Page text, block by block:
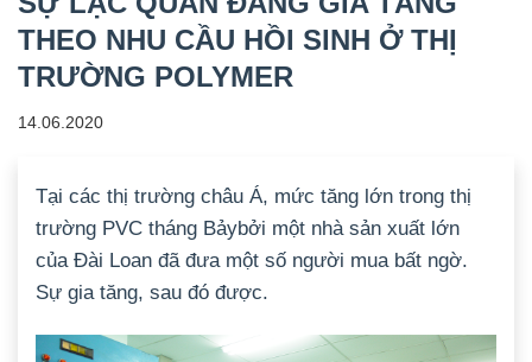
THEO NHU CẦU HỒI SINH Ở THỊ
TRƯỜNG POLYMER
14.06.2020
Tại các thị trường châu Á, mức tăng lớn trong thị
trường PVC tháng Bảybởi một nhà sản xuất lớn
của Đài Loan đã đưa một số người mua bất ngờ.
Sự gia tăng, sau đó được.